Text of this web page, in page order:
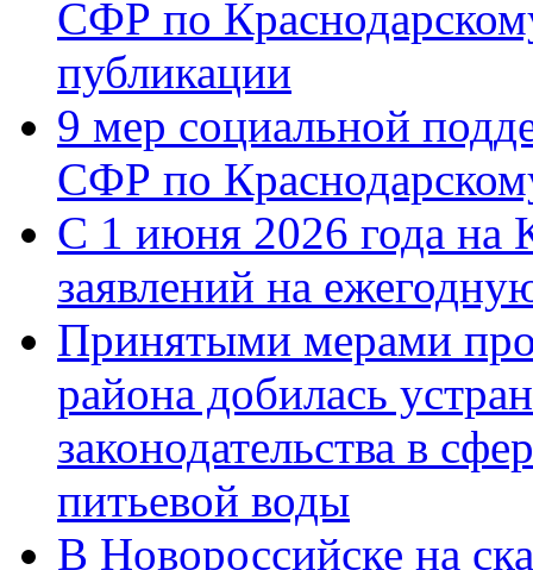
СФР по
публикации
9 мер социальной
СФР по
С 1 июня 2026 года на
заявлений на
Принятыми мерами
района добилась
законодательства в
питьевой воды
В Новороссийске на